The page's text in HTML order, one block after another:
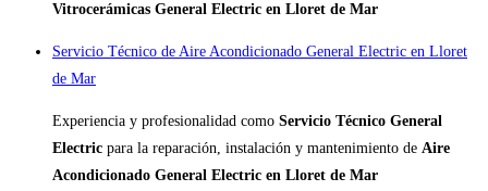
Vitrocerámicas General Electric en Lloret de Mar
Servicio Técnico de Aire Acondicionado General Electric en Lloret
de Mar
Experiencia y profesionalidad como Servicio Técnico General
Electric para la reparación, instalación y mantenimiento de Aire
Acondicionado General Electric en Lloret de Mar